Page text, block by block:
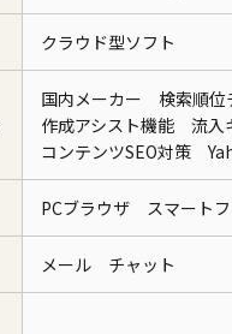
クラウド型ソフト
国内メーカー 検索順
作成アシスト機能 流入
コンテンツSEO対策
PCブラウザ スマート
メール チャット